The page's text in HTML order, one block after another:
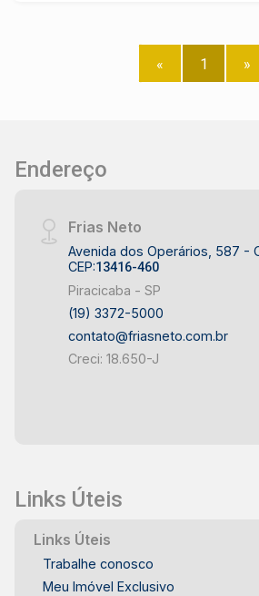
desenvolvimento do mercado
Piracicaba. Agende sua visita!
« 1 »
Endereço
Frias Neto
Avenida dos Operários, 587 -
CEP:13416-460
Piracicaba - SP
(19) 3372-5000
contato@friasneto.com.br
Creci: 18.650-J
Links Úteis
Links Úteis
Trabalhe conosco
Meu Imóvel Exclusivo